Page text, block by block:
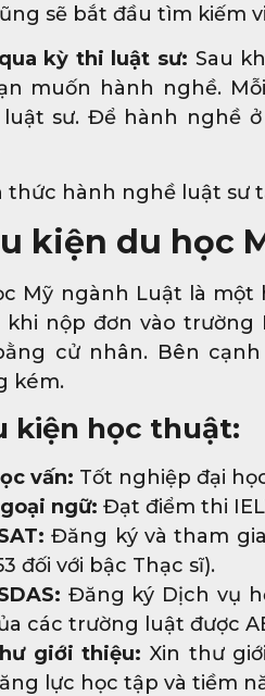
sẽ bắt đầu tìm kiếm
kỳ thi luật sư: Sau
muốn hành nghề.
luật sư. Để hành nghề
thức hành nghề luật sư
kiện du học
Mỹ ngành Luật là một
khi nộp đơn vào
cử nhân. Bên
kém.
kiện học thuật:
vấn: Tốt nghiệp đại
ngữ: Đạt điểm thi
Đăng ký và tham
đối với bậc Thạc sĩ).
Đăng ký Dịch vụ
các trường luật được
giới thiệu: Xin thư
lực học tập và tiềm